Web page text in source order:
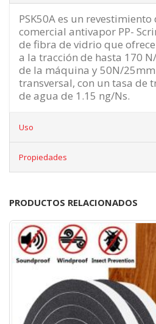
PSK50A es un
comercial antivapor PP-
de fibra de vidrio que
a la tracción de hasta 170
de la máquina y 50N/
transversal, con un tasa de
de agua de 1.15 ng/Ns.
Uso
Propiedades
PRODUCTOS RELACIONADOS